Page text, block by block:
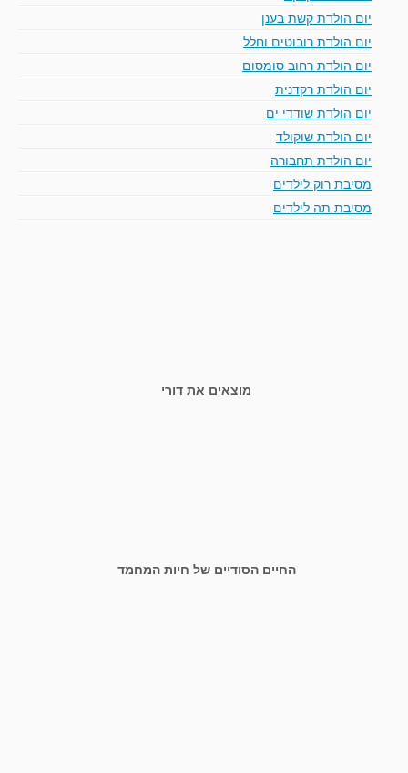
יום הולדת קשת בענן
יום הולדת רובוטים וחלל
יום הולדת רחוב סומסום
יום הולדת רקדנית
יום הולדת שודדי ים
יום הולדת שוקולד
יום הולדת תחבורה
מסיבת רוק לילדים
מסיבת תה לילדים
מוצאים את דורי
החיים הסודיים של חיות המחמד